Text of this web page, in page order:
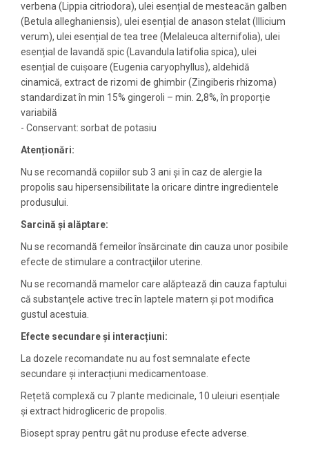
verbena (Lippia citriodora), ulei esențial de mesteacăn galben
(Betula alleghaniensis), ulei esențial de anason stelat (Illicium
verum), ulei esențial de tea tree (Melaleuca alternifolia), ulei
esențial de lavandă spic (Lavandula latifolia spica), ulei
esențial de cuișoare (Eugenia caryophyllus), aldehidă
cinamică, extract de rizomi de ghimbir (Zingiberis rhizoma)
standardizat în min 15% gingeroli – min. 2,8%, în proporție
variabilă
- Conservant: sorbat de potasiu
Atenționări:
Nu se recomandă copiilor sub 3 ani şi în caz de alergie la
propolis sau hipersensibilitate la oricare dintre ingredientele
produsului.
Sarcină și alăptare:
Nu se recomandă femeilor însărcinate din cauza unor posibile
efecte de stimulare a contracţiilor uterine.
Nu se recomandă mamelor care alăptează din cauza faptului
că substanţele active trec în laptele matern şi pot modifica
gustul acestuia.
Efecte secundare și interacțiuni:
La dozele recomandate nu au fost semnalate efecte
secundare și interacțiuni medicamentoase.
Rețetă complexă cu 7 plante medicinale, 10 uleiuri esențiale
și extract hidrogliceric de propolis.
Biosept spray pentru gât nu produse efecte adverse.